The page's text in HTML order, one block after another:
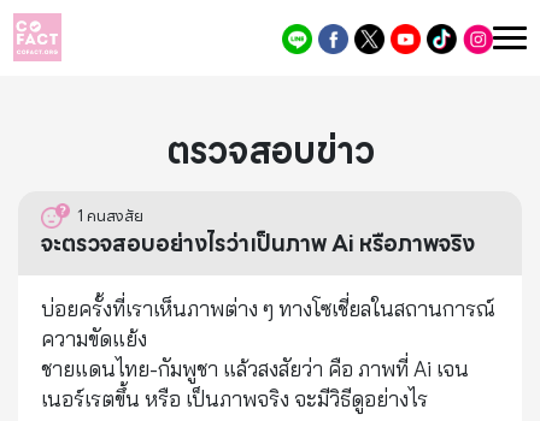
ตรวจสอบข่าว
1 คนสงสัย
จะตรวจสอบอย่างไรว่าเป็นภาพ Ai หรือภาพจริง
บ่อยครั้งที่เราเห็นภาพต่าง ๆ ทางโซเชี่ยลในสถานการณ์
ความขัดแย้ง
ชายแดนไทย-กัมพูชา แล้วสงสัยว่า คือ ภาพที่ Ai เจน
เนอร์เรตขึ้น หรือ เป็นภาพจริง จะมีวิธีดูอย่างไร